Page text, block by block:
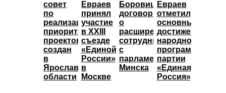
совет
по
реализации
приоритетных
проектов
создан
в
Ярославской
области
Евраев
принял
участие
в XXIII
съезде
«Единой
России»
в
Москве
Боровицкий
договорился
о
расширении
сотрудничества
с
парламентом
Минска
Евраев
отметил
основные
достижения
народной
программы
партии
«Единая
Россия»